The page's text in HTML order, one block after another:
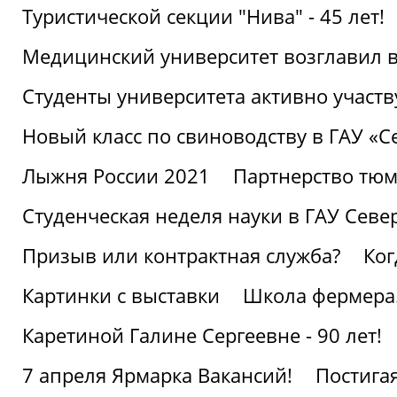
Туристической секции "Нива" - 45 лет!
Медицинский университет возглавил
Студенты университета активно
Новый класс по свиноводству в ГАУ
Лыжня России 2021
Партнерство
Студенческая неделя науки в ГАУ
Призыв или контрактная служба?
Картинки с выставки
Школа
Каретиной Галине Сергеевне - 90 лет!
7 апреля Ярмарка Вакансий!